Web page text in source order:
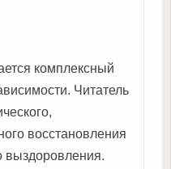
комплексный
Читатель
восстановления
выздоровления.